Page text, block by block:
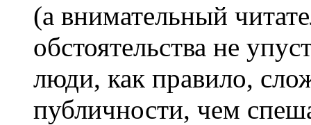
(а внимательный
обстоятельства не
люди, как правило,
публичности, чем